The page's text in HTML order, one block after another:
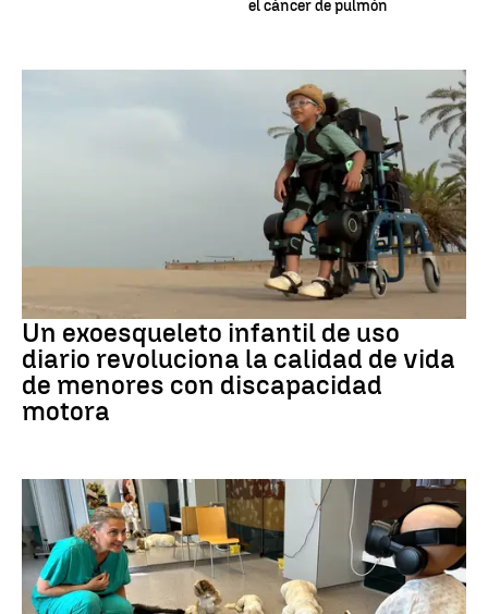
el cáncer de pulmón
DISCAPACIDAD
Un exoesqueleto infantil de uso
diario revoluciona la calidad de vida
de menores con discapacidad
motora